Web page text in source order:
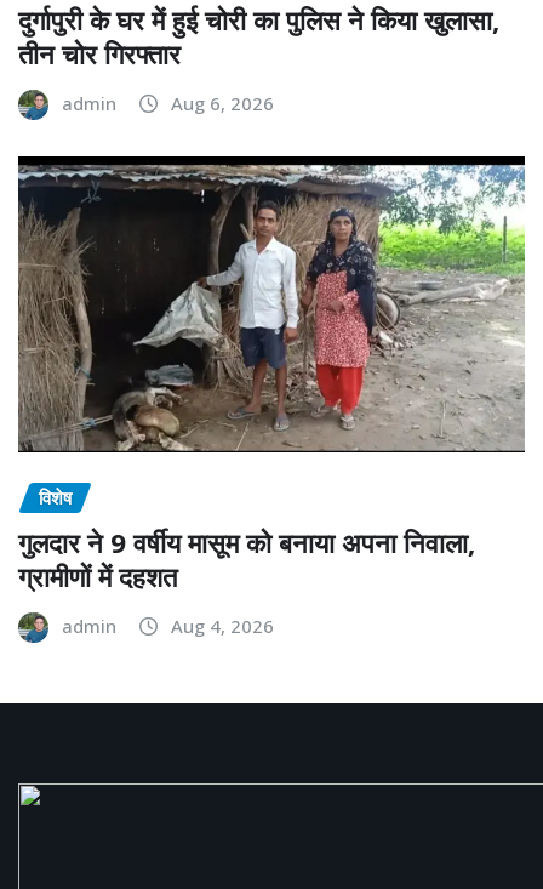
दुर्गापुरी के घर में हुई चोरी का पुलिस ने किया खुलासा,
तीन चोर गिरफ्तार
admin Aug 6, 2026
विशेष
गुलदार ने 9 वर्षीय मासूम को बनाया अपना निवाला,
ग्रामीणों में दहशत
admin Aug 4, 2026